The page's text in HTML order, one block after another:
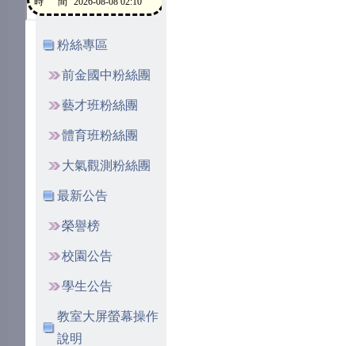
粉絲專區
前金國中粉絲團
藝才班粉絲團
體育班粉絲團
大氣觀測粉絲團
最新公告
榮譽榜
校園公告
學生公告
教室大屏螢幕操作
說明